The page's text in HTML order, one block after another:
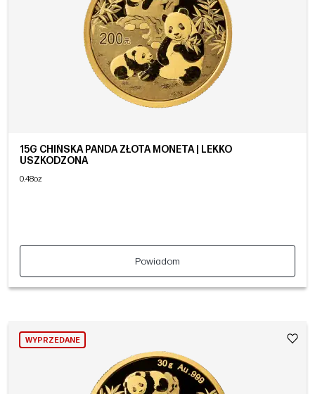
15G CHIŃSKA PANDA ZŁOTA MONETA | LEKKO
USZKODZONA
0.48oz
Powiadom
WYPRZEDANE